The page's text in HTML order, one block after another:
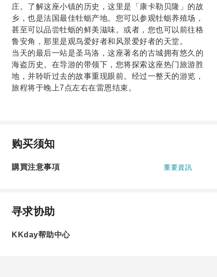
庄。了解这座小镇的历史，这里是「康卡勒贝隆」的故
乡，也是法国最佳牡蛎产地。您可以参观牡蛎养殖场，
甚至可以品尝牡蛎的鲜美滋味。或者，您也可以前往格
鲁安角，那里是观鸟爱好者和风景爱好者的天堂。
当天的最后一站是圣马洛，这座著名的古城拥有悠久的
海盗历史。在导游的带领下，您将探索这座热门旅游胜
地，并聆听过去的故事重现眼前。经过一整天的游览，
旅程将于晚上7点左右在雷恩结束。
购买须知
購買注意事項 重要資訊
寻求协助
KKday帮助中心